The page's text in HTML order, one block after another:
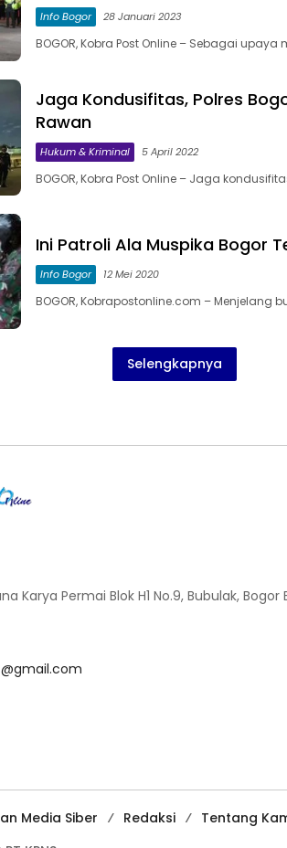
Info Bogor 28 Januari 2023
BOGOR, Kobra Post Online – Sebagai upaya
Jaga Kondusifitas, Polres
Rawan
Hukum & Kriminal 5 April 2022
BOGOR, Kobra Post Online – Jaga
Ini Patroli Ala Muspika Bogor
Info Bogor 12 Mei 2020
BOGOR, Kobrapostonline.com – Menjelang
Selengkapnya
Karya Permai Blok H1 No.9, Bubulak,
Media Siber Redaksi Tentang